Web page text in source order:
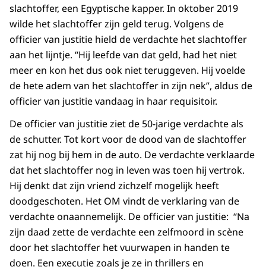
slachtoffer, een Egyptische kapper. In oktober 2019
wilde het slachtoffer zijn geld terug. Volgens de
officier van justitie hield de verdachte het slachtoffer
aan het lijntje. “Hij leefde van dat geld, had het niet
meer en kon het dus ook niet teruggeven. Hij voelde
de hete adem van het slachtoffer in zijn nek”, aldus de
officier van justitie vandaag in haar requisitoir.
De officier van justitie ziet de 50-jarige verdachte als
de schutter. Tot kort voor de dood van de slachtoffer
zat hij nog bij hem in de auto. De verdachte verklaarde
dat het slachtoffer nog in leven was toen hij vertrok.
Hij denkt dat zijn vriend zichzelf mogelijk heeft
doodgeschoten. Het OM vindt de verklaring van de
verdachte onaannemelijk. De officier van justitie: “Na
zijn daad zette de verdachte een zelfmoord in scène
door het slachtoffer het vuurwapen in handen te
doen. Een executie zoals je ze in thrillers en